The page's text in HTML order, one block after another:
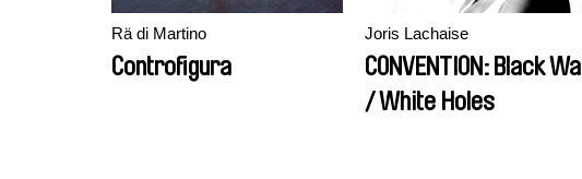
Rä di Martino
Controfigura
Joris Lachaise
CONVENTION: Black Wall
/ White Holes